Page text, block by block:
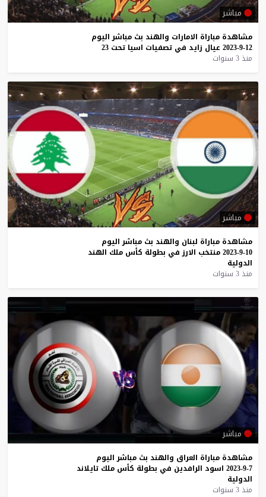
مباشر
مشاهدة مباراة الامارات والهند بث مباشر اليوم
12-9-2023
عيال زايد في تصفيات اسيا تحت 23
منذ 3 سنوات
مباشر
مشاهدة مباراة لبنان والهند بث مباشر اليوم
10-9-2023
منتخب الارز في بطولة كأس ملك الهند
الدولية
منذ 3 سنوات
مباشر
مشاهدة مباراة العراق والهند بث مباشر اليوم
7-9-2023
اسود الرافدين في بطولة كأس ملك تايلاند
الدولية
منذ 3 سنوات